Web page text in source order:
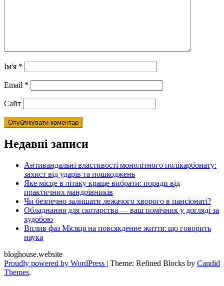
Ім'я *
Email *
Сайт
Недавні записи
Антивандальні властивості монолітного полікарбонату:
захист від ударів та пошкоджень
Яке місце в літаку краще вибрати: поради від
практичних мандрівників
Чи безпечно залишати лежачого хворого в пансіонаті?
Обладнання для скотарства — ваш помічник у догляді за
худобою
Вплив фаз Місяця на повсякденне життя: що говорить
наука
bloghouse.website
Proudly powered by WordPress | Theme: Refined Blocks by Candid
Themes.